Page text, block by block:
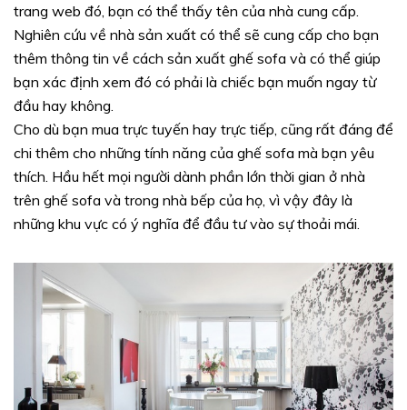
trang web đó, bạn có thể thấy tên của nhà cung cấp.
Nghiên cứu về nhà sản xuất có thể sẽ cung cấp cho bạn
thêm thông tin về cách sản xuất ghế sofa và có thể giúp
bạn xác định xem đó có phải là chiếc bạn muốn ngay từ
đầu hay không.
Cho dù bạn mua trực tuyến hay trực tiếp, cũng rất đáng để
chi thêm cho những tính năng của ghế sofa mà bạn yêu
thích. Hầu hết mọi người dành phần lớn thời gian ở nhà
trên ghế sofa và trong nhà bếp của họ, vì vậy đây là
những khu vực có ý nghĩa để đầu tư vào sự thoải mái.